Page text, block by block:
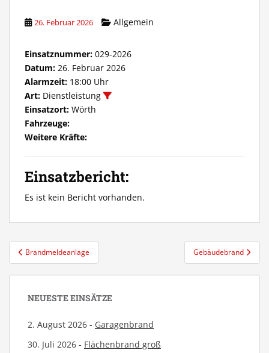
26. Februar 2026 Allgemein
Einsatznummer: 029-2026
Datum: 26. Februar 2026
Alarmzeit: 18:00 Uhr
Art: Dienstleistung
Einsatzort: Wörth
Fahrzeuge:
Weitere Kräfte:
Einsatzbericht:
Es ist kein Bericht vorhanden.
Beitragsnavigation
Brandmeldeanlage Gebäudebrand
NEUESTE EINSÄTZE
2. August 2026 - Garagenbrand
30. Juli 2026 - Flächenbrand groß